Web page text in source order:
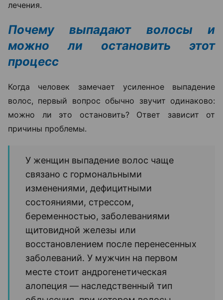
лечения.
Почему выпадают волосы и
можно ли остановить этот
процесс
Когда человек замечает усиленное выпадение
волос, первый вопрос обычно звучит одинаково:
можно ли это остановить? Ответ зависит от
причины проблемы.
У женщин выпадение волос чаще
связано с гормональными
изменениями, дефицитными
состояниями, стрессом,
беременностью, заболеваниями
щитовидной железы или
восстановлением после перенесенных
заболеваний. У мужчин на первом
месте стоит андрогенетическая
алопеция — наследственный тип